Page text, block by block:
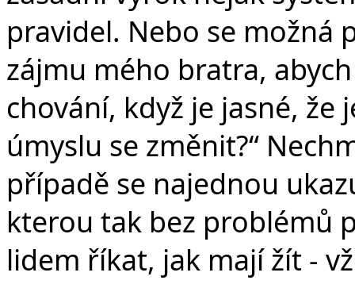
pravidel. Nebo se možná
zájmu mého bratra,
chování, když je jasné,
úmyslu se změnit?“
případě se najednou
kterou tak bez problémů
lidem říkat, jak mají žít -